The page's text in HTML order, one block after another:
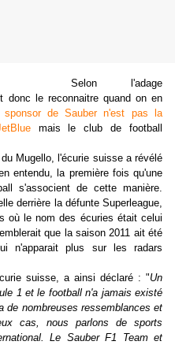
Selon l'adage
donc le reconnaitre quand on en
sponsor de Sauber n'est pas la
mais le club de football
Mugello, l'écurie suisse a révélé
entendu, la première fois qu'une
s'associent de cette manière.
derrière la défunte Superleague,
où le nom des écuries était celui
que la saison 2011 ait été
n'apparait plus sur les radars
suisse, a ainsi déclaré : "Un
1 et le football n'a jamais existé
de nombreuses ressemblances et
cas, nous parlons de sports
Le Sauber F1 Team et